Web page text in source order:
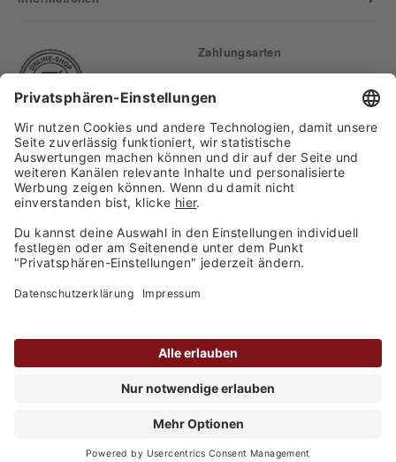
Versand
Zahlungsarten
Finden Sie uns auf:
Großhandel GmbH
Datenschutz AGB
Impressum